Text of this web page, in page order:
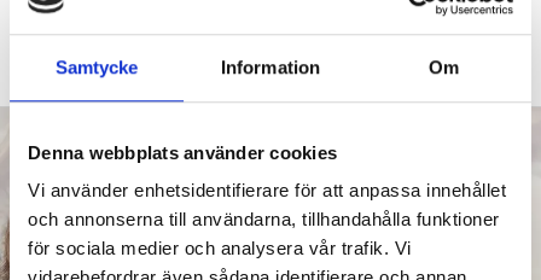
Samtycke Information Om
Denna webbplats använder cookies
Vi använder enhetsidentifierare för att anpassa innehållet
och annonserna till användarna, tillhandahålla funktioner
för sociala medier och analysera vår trafik. Vi
SPRÅKSVEKET